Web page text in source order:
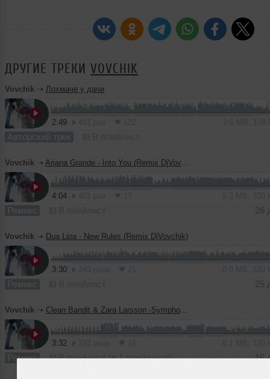
ДРУГИЕ ТРЕКИ VOVCHIK
Vovchik ➝ Лохмаче у дачи
2:49
Авторский трек
Vovchik ➝ Ariana Grande - Into You (Remix DjVovchik)
4:04
Ремикс 26
Vovchik ➝ Dua Lipa - New Rules (Remix DjVovchik)
3:30
Ремикс 25
Vovchik ➝ Clean Bandit & Zara Larsson -Symphony (Remix DjVovchik)
3:32
Ремикс В плейлист (в 1 плейлисте) 16